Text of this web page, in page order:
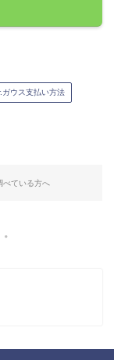
ガウス支払い方法
べている方へ